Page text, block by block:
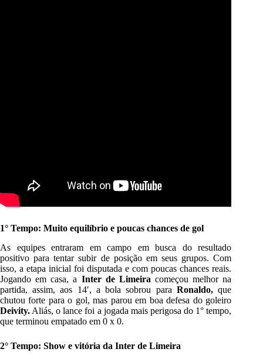
1° Tempo: Muito equilíbrio e poucas chances de gol
As equipes entraram em campo em busca do resultado
positivo para tentar subir de posição em seus grupos. Com
isso, a etapa inicial foi disputada e com poucas chances reais.
Jogando em casa, a Inter de Limeira começou melhor na
partida, assim, aos 14′, a bola sobrou para Ronaldo, que
chutou forte para o gol, mas parou em boa defesa do goleiro
Deivity. Aliás, o lance foi a jogada mais perigosa do 1° tempo,
que terminou empatado em 0 x 0.
2° Tempo: Show e vitória da Inter de Limeira